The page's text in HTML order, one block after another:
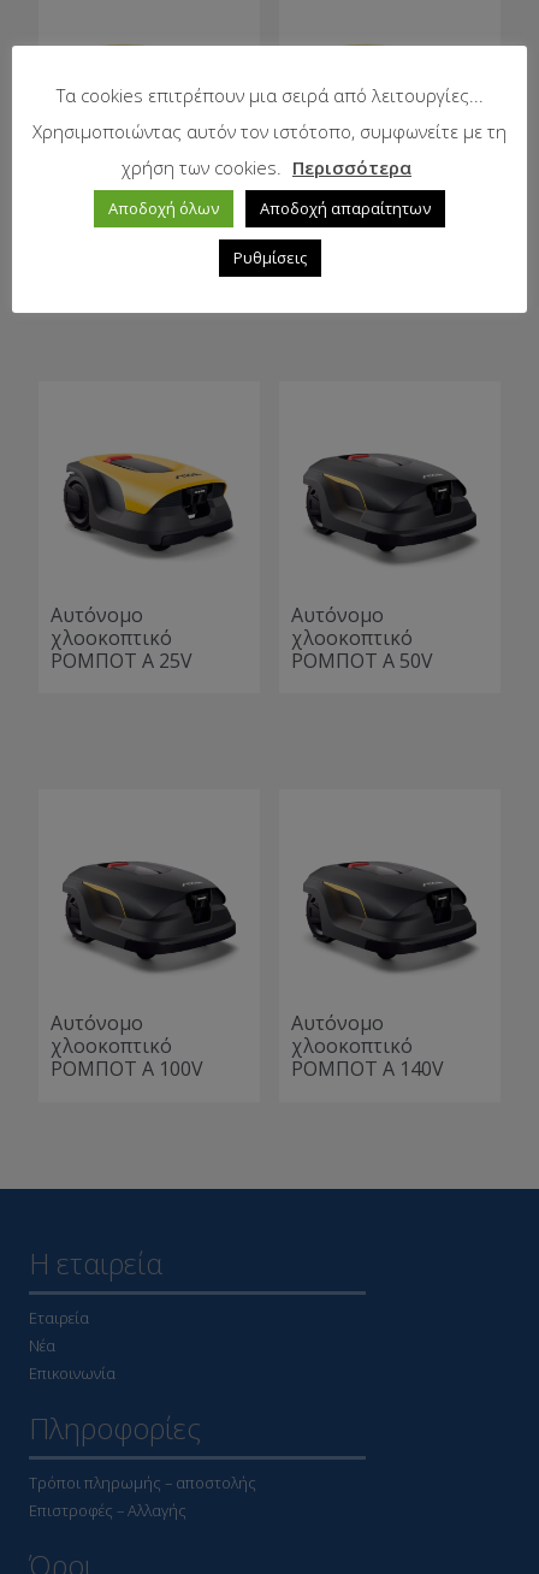
Αυτόνομο
χλοοκοπτικό
Αυτόνομο
χλοοκοπτικό
ΡΟΜΠΟΤ A 15V
Αυτόνομο
χλοοκοπτικό
ΡΟΜΠΟΤ A 25V
Αυτόνομο
χλοοκοπτικό
ΡΟΜΠΟΤ A 50V
Αυτόνομο
χλοοκοπτικό
ΡΟΜΠΟΤ A 100V
Αυτόνομο
χλοοκοπτικό
ΡΟΜΠΟΤ A 140V
Η εταιρεία
Εταιρεία
Νέα
Επικοινωνία
Πληροφορίες
Τρόποι πληρωμής – αποστολής
Επιστροφές – Αλλαγής
Όροι
Τα cookies επιτρέπουν μια σειρά από λειτουργίες...
Χρησιμοποιώντας αυτόν τον ιστότοπο, συμφωνείτε με τη
χρήση των cookies.
Περισσότερα
Αποδοχή όλων Αποδοχή απαραίτητων
Ρυθμίσεις